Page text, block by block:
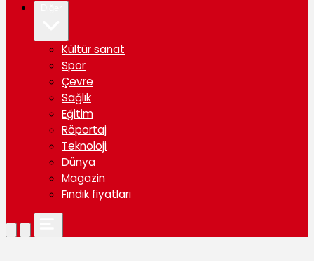
Kültür sanat
Spor
Çevre
Sağlık
Eğitim
Röportaj
Teknoloji
Dünya
Magazin
Fındık fiyatları